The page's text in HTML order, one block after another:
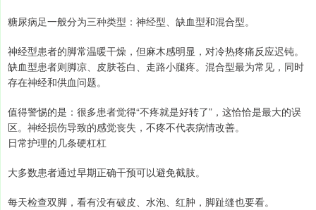
糖尿病足一般分为三种类型：神经型、缺血型和混合型。
神经型患者的脚常温暖干燥，但麻木感明显，对冷热疼痛反应迟钝。
缺血型患者则脚凉、皮肤苍白、走路小腿疼。混合型最为常见，同时
存在神经和供血问题。
值得警惕的是：很多患者觉得“不疼就是好转了”，这恰恰是最大的误
区。神经损伤导致的感觉丧失，不疼不代表病情改善。
日常护理的几条硬杠杠
大多数患者通过早期正确干预可以避免截肢。
每天检查双脚，看有没有破皮、水泡、红肿，脚趾缝也要看。